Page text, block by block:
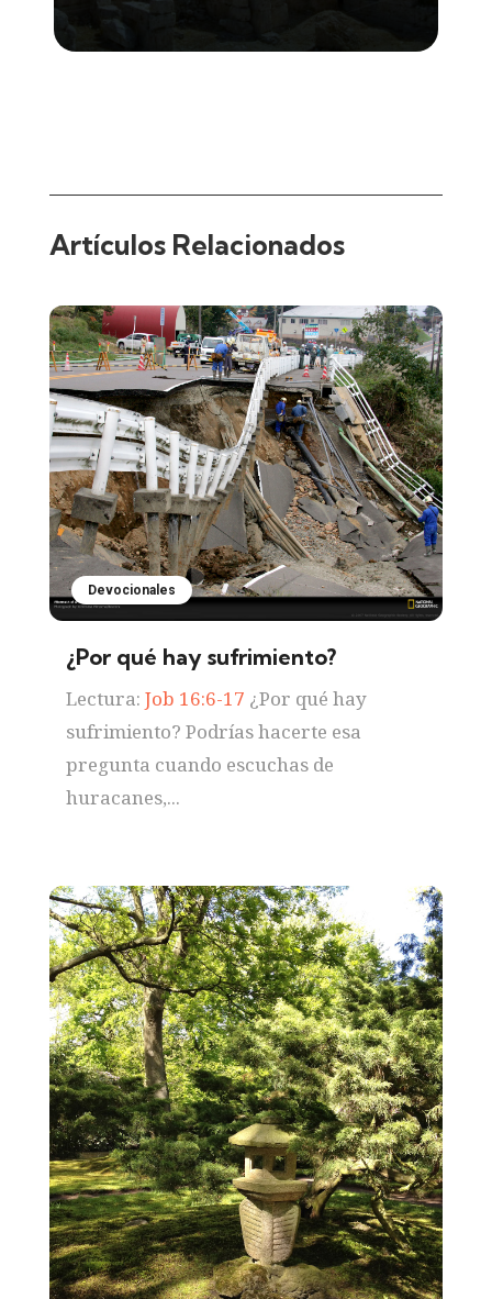
Artículos Relacionados
Devocionales
¿Por qué hay sufrimiento?
Lectura: Job 16:6-17 ¿Por qué hay
sufrimiento? Podrías hacerte esa
pregunta cuando escuchas de
huracanes,...